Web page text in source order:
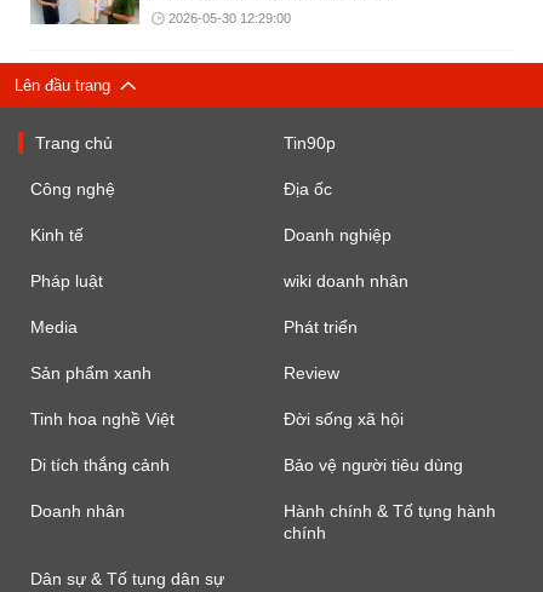
2026-05-30 12:29:00
Lên đầu trang
Trang chủ Tin90p
Công nghệ Địa ốc
Kinh tế Doanh nghiệp
Pháp luật wiki doanh nhân
Media Phát triển
Sản phẩm xanh Review
Tinh hoa nghề Việt Đời sống xã hội
Di tích thắng cảnh Bảo vệ người tiêu dùng
Doanh nhân
Hành chính & Tố tụng hành
chính
Dân sự & Tố tụng dân sự